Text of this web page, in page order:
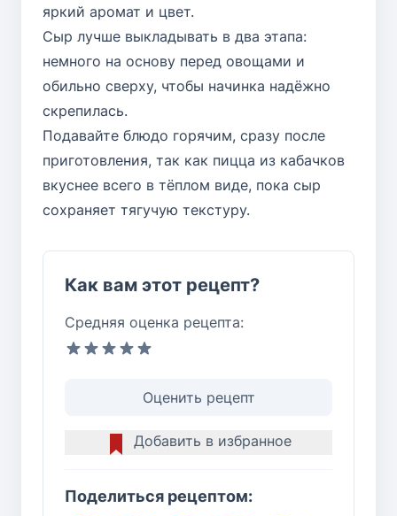
яркий аромат и цвет.
Сыр лучше выкладывать в два этапа:
немного на основу перед овощами и
обильно сверху, чтобы начинка надёжно
скрепилась.
Подавайте блюдо горячим, сразу после
приготовления, так как пицца из кабачков
вкуснее всего в тёплом виде, пока сыр
сохраняет тягучую текстуру.
Как вам этот рецепт?
Средняя оценка рецепта:
Оценить рецепт
Добавить в избранное
Поделиться рецептом: